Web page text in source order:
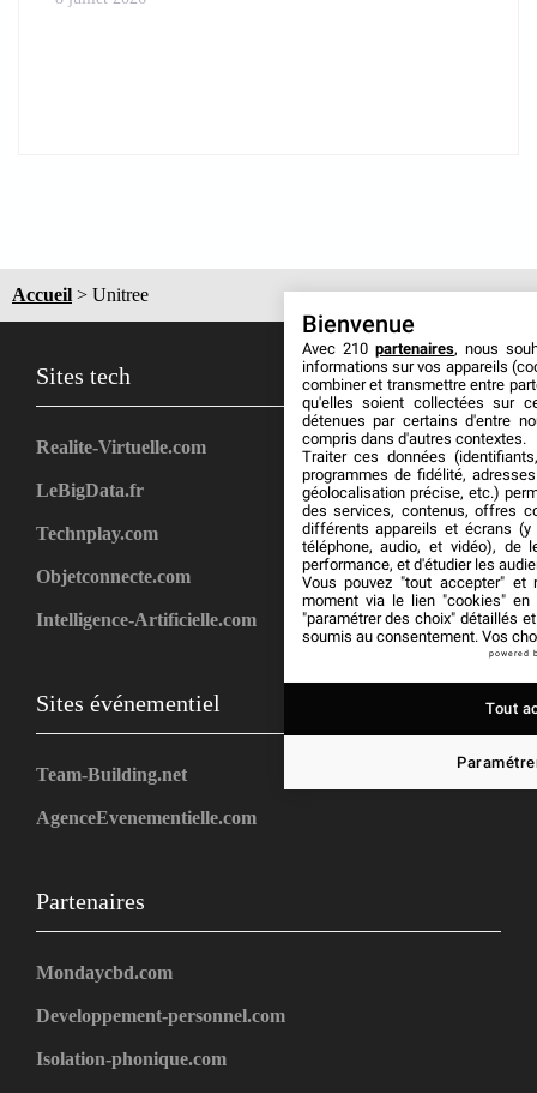
Accueil > Unitree
Sites tech
Realite-Virtuelle.com
LeBigData.fr
Technplay.com
Objetconnecte.com
Intelligence-Artificielle.com
Sites événementiel
Team-Building.net
AgenceEvenementielle.com
Partenaires
Mondaycbd.com
Developpement-personnel.com
Isolation-phonique.com
Bienvenue
Avec 210 partenaires, nous
informations sur vos appareils
combiner et transmettre entre
qu'elles soient collectées sur
détenues par certains d'entre
compris dans d'autres contextes.
Traiter ces données
programmes de fidélité,
géolocalisation précise, etc.)
des services, contenus, offres
différents appareils et écrans (y
téléphone, audio, et vidéo), de
performance, et d'étudier les
Vous pouvez "tout accepter" et
moment via le lien "cookies" en
"paramétrer des choix" détaillés
soumis au consentement. Vos
powered
Tout